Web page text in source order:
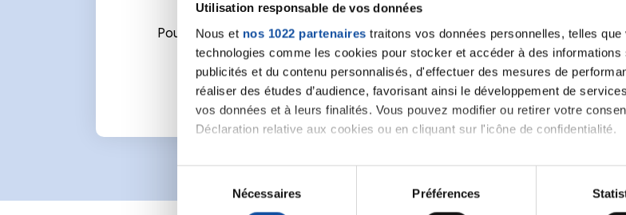
Utilisation responsable de vos données
Nous et nos 1022 partenaires traitons vos données personnelles, telles
technologies comme les cookies pour stocker et accéder à des informations
publicités et du contenu personnalisés, d'effectuer des mesures de
réaliser des études d’audience, favorisant ainsi le développement de
vos données et à leurs finalités. Vous pouvez modifier ou retirer votre
Déclaration relative aux cookies ou en cliquant sur l'icône de confidentialité.
Si vous le permettez, nous aimerions également :
Collecter des informations sur votre localisation géographique qui
Nécessaires Préférences
Pour écrire un commentaire ou lancer une nouvelle discussion vous aurez
Se connecter Créer un